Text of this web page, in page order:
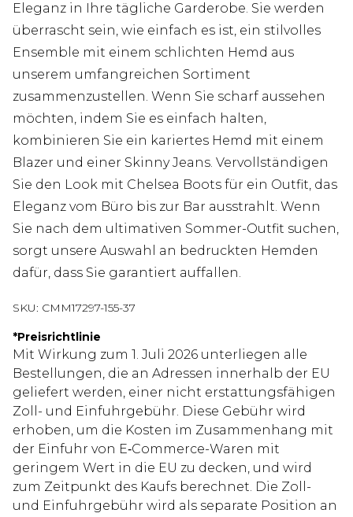
Eleganz in Ihre tägliche Garderobe. Sie werden
überrascht sein, wie einfach es ist, ein stilvolles
Ensemble mit einem schlichten Hemd aus
unserem umfangreichen Sortiment
zusammenzustellen. Wenn Sie scharf aussehen
möchten, indem Sie es einfach halten,
kombinieren Sie ein kariertes Hemd mit einem
Blazer und einer Skinny Jeans. Vervollständigen
Sie den Look mit Chelsea Boots für ein Outfit, das
Eleganz vom Büro bis zur Bar ausstrahlt. Wenn
Sie nach dem ultimativen Sommer-Outfit suchen,
sorgt unsere Auswahl an bedruckten Hemden
dafür, dass Sie garantiert auffallen.
SKU: CMM17297-155-37
*Preisrichtlinie
Mit Wirkung zum 1. Juli 2026 unterliegen alle
Bestellungen, die an Adressen innerhalb der EU
geliefert werden, einer nicht erstattungsfähigen
Zoll- und Einfuhrgebühr. Diese Gebühr wird
erhoben, um die Kosten im Zusammenhang mit
der Einfuhr von E‑Commerce-Waren mit
geringem Wert in die EU zu decken, und wird
zum Zeitpunkt des Kaufs berechnet. Die Zoll-
und Einfuhrgebühr wird als separate Position an